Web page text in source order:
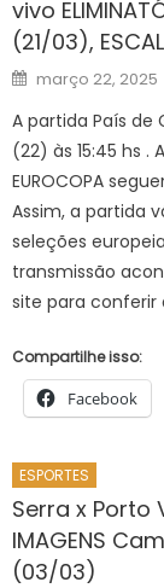
vivo
(21/03),
Posted
on
março 22, 2025
A partida País de
(22) às 15:45 hs .
EUROCOPA
Assim, a partida
seleções
transmissão
site para conferir
Compartilhe isso:
Facebook
ESPORTES
Serra x Porto
IMAGENS
(03/03)